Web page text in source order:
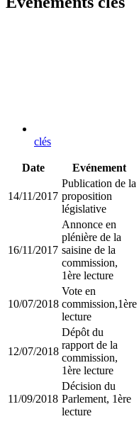
clés
Date Evénement
14/11/2017
Publication de la
proposition
législative
16/11/2017
Annonce en
plénière de la
saisine de la
commission,
1ère lecture
10/07/2018
Vote en
commission,1ère
lecture
12/07/2018
Dépôt du
rapport de la
commission,
1ère lecture
11/09/2018
Décision du
Parlement, 1ère
lecture